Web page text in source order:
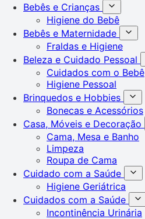
Bebês e Crianças
Higiene do Bebê
Bebês e Maternidade
Fraldas e Higiene
Beleza e Cuidado Pessoal
Cuidados com o Bebê
Higiene Pessoal
Brinquedos e Hobbies
Bonecas e Acessórios
Casa, Móveis e Decoração
Cama, Mesa e Banho
Limpeza
Roupa de Cama
Cuidado com a Saúde
Higiene Geriátrica
Cuidados com a Saúde
Incontinência Urinária